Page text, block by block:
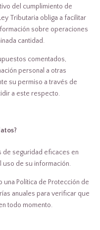
del cumplimiento de
Tributaria obliga a facilitar
sobre operaciones
cantidad.
comentados,
personal a otras
su permiso a través de
a este respecto.
de seguridad eficaces en
de su información.
una Política de Protección de
anuales para verificar que
todo momento.